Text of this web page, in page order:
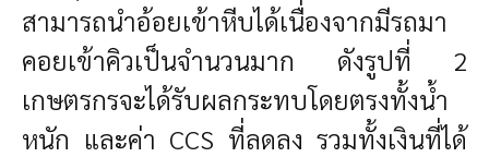
สามารถนำอ้อยเข้าหีบได้เนื่องจากมีรถมา
คอยเข้าคิวเป็นจำนวนมาก ดังรูปที่ 2
เกษตรกรจะได้รับผลกระทบโดยตรงทั้งน้ำ
หนัก และค่า CCS ที่ลดลง รวมทั้งเงินที่ได้